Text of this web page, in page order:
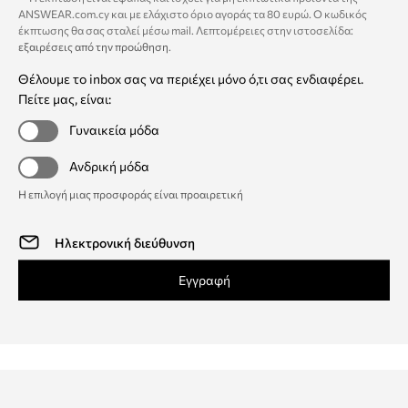
ANSWEAR.com.cy και με ελάχιστο όριο αγοράς τα 80 ευρώ. Ο κωδικός
έκπτωσης θα σας σταλεί μέσω mail. Λεπτομέρειες στην ιστοσελίδα:
εξαιρέσεις από την προώθηση.
Θέλουμε το inbox σας να περιέχει μόνο ό,τι σας ενδιαφέρει.
Πείτε μας, είναι:
Γυναικεία μόδα
Ανδρική μόδα
Η επιλογή μιας προσφοράς είναι προαιρετική
Εγγραφή